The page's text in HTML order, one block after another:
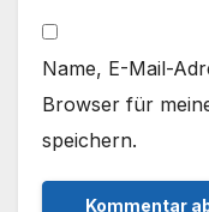
Name, E-Mail-
Browser für
speichern.